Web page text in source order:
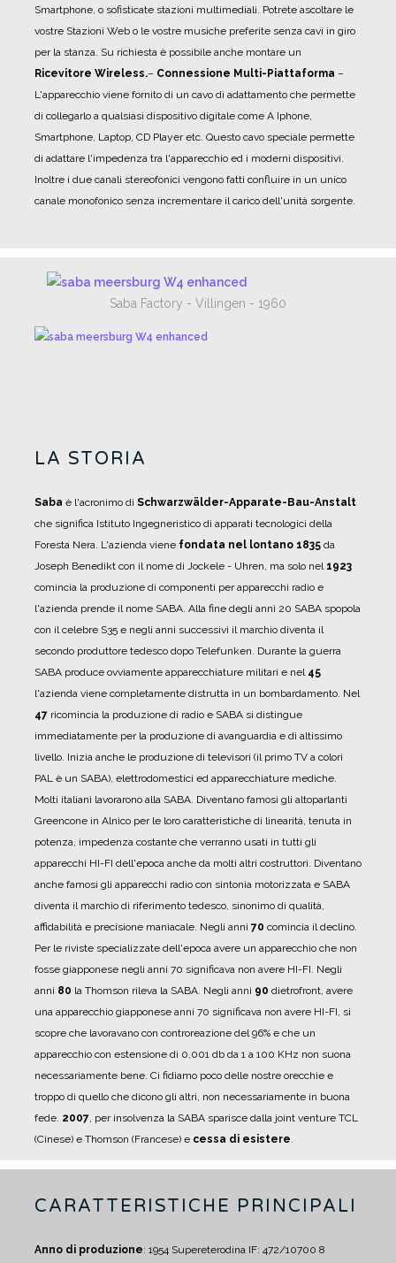
Smartphone, o sofisticate stazioni multimediali. Potrete ascoltare le
vostre Stazioni Web o le vostre musiche preferite senza cavi in giro
per la stanza. Su richiesta è possibile anche montare un
Ricevitore Wireless.– Connessione Multi-Piattaforma –
L'apparecchio viene fornito di un cavo di adattamento che permette
di collegarlo a qualsiasi dispositivo digitale come A Iphone,
Smartphone, Laptop, CD Player etc. Questo cavo speciale permette
di adattare l'impedenza tra l'apparecchio ed i moderni dispositivi.
Inoltre i due canali stereofonici vengono fatti confluire in un unico
canale monofonico senza incrementare il carico dell'unità sorgente.
Saba Factory - Villingen - 1960
LA STORIA
Saba è l'acronimo di Schwarzwälder-Apparate-Bau-Anstalt
che significa Istituto Ingegneristico di apparati tecnologici della
Foresta Nera. L'azienda viene fondata nel lontano 1835 da
Joseph Benedikt con il nome di Jockele - Uhren, ma solo nel 1923
comincia la produzione di componenti per apparecchi radio e
l'azienda prende il nome SABA. Alla fine degli anni 20 SABA spopola
con il celebre S35 e negli anni successivi il marchio diventa il
secondo produttore tedesco dopo Telefunken. Durante la guerra
SABA produce ovviamente apparecchiature militari e nel 45
l'azienda viene completamente distrutta in un bombardamento. Nel
47 ricomincia la produzione di radio e SABA si distingue
immediatamente per la produzione di avanguardia e di altissimo
livello. Inizia anche le produzione di televisori (il primo TV a colori
PAL è un SABA), elettrodomestici ed apparecchiature mediche.
Molti italiani lavorarono alla SABA. Diventano famosi gli altoparlanti
Greencone in Alnico per le loro caratteristiche di linearità, tenuta in
potenza, impedenza costante che verranno usati in tutti gli
apparecchi HI-FI dell'epoca anche da molti altri costruttori. Diventano
anche famosi gli apparecchi radio con sintonia motorizzata e SABA
diventa il marchio di riferimento tedesco, sinonimo di qualità,
affidabilità e precisione maniacale. Negli anni 70 comincia il declino.
Per le riviste specializzate dell'epoca avere un apparecchio che non
fosse giapponese negli anni 70 significava non avere HI-FI. Negli
anni 80 la Thomson rileva la SABA. Negli anni 90 dietrofront, avere
una apparecchio giapponese anni 70 significava non avere HI-FI, si
scopre che lavoravano con controreazione del 96% e che un
apparecchio con estensione di 0,001 db da 1 a 100 KHz non suona
necessariamente bene. Ci fidiamo poco delle nostre orecchie e
troppo di quello che dicono gli altri, non necessariamente in buona
fede. 2007 , per insolvenza la SABA sparisce dalla joint venture TCL
(Cinese) e Thomson (Francese) e cessa di esistere
CARATTERISTICHE PRINCIPALI
Anno di produzione: 1954 Supereterodina IF: 472/10700 8